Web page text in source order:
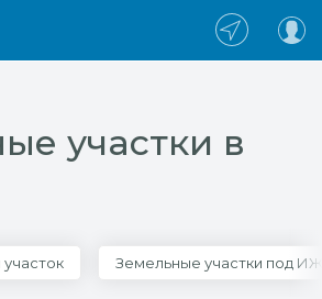
участки в
Земельные участки под